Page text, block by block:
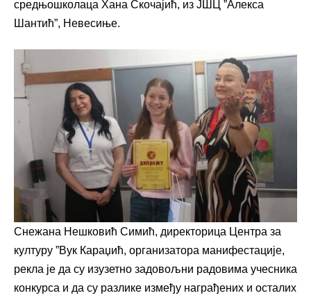
средњошколаца Хана Скочајић, из ЈШЦ ”Алекса
Шантић”, Невесиње.
Снежана Нешковић Симић, директорица Центра за
културу ”Вук Караџић, организатора манифестације,
рекла је да су изузетно задовољни радовима учесника
конкурса и да су разлике између награђених и осталих